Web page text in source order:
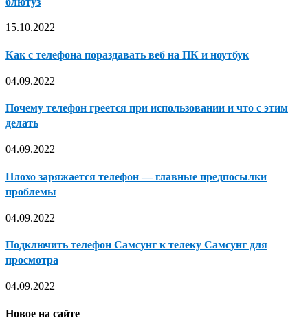
15.10.2022
Как с телефона пораздавать веб на ПК и ноутбук
04.09.2022
Почему телефон греется при использовании и что с этим
делать
04.09.2022
Плохо заряжается телефон — главные предпосылки
проблемы
04.09.2022
Подключить телефон Самсунг к телеку Самсунг для
просмотра
04.09.2022
Новое на сайте